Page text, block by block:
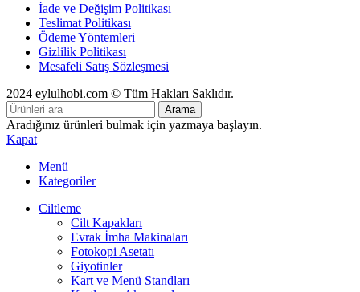
İade ve Değişim Politikası
Teslimat Politikası
Ödeme Yöntemleri
Gizlilik Politikası
Mesafeli Satış Sözleşmesi
2024 eylulhobi.com © Tüm Hakları Saklıdır.
Arama
Aradığınız ürünleri bulmak için yazmaya başlayın.
Kapat
Menü
Kategoriler
Ciltleme
Cilt Kapakları
Evrak İmha Makinaları
Fotokopi Asetatı
Giyotinler
Kart ve Menü Standları